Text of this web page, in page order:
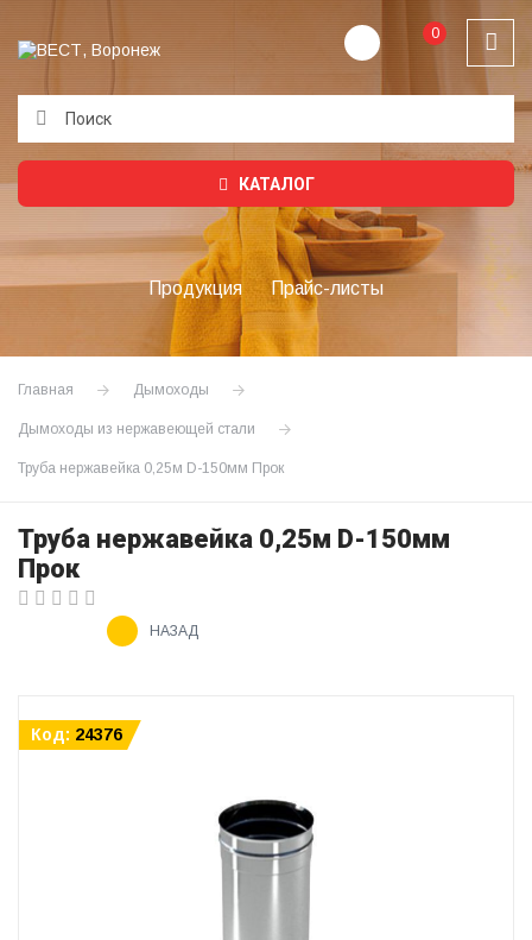
0
КАТАЛОГ
Продукция Прайс-листы
Главная Дымоходы
Дымоходы из нержавеющей стали
Труба нержавейка 0,25м D-150мм Прок
Труба нержавейка 0,25м D-150мм
Прок
НАЗАД
Код: 24376